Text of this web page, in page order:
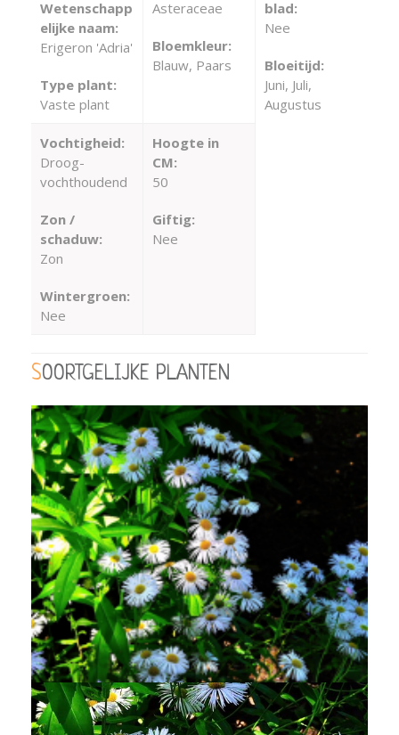
Wetenschapp
elijke naam:
Erigeron 'Adria'
Type plant:
Vaste plant
Asteraceae
Bloemkleur:
Blauw, Paars
blad:
Nee
Bloeitijd:
Juni, Juli,
Augustus
Vochtigheid:
Droog-
vochthoudend
Zon /
schaduw:
Zon
Wintergroen:
Nee
Hoogte in
CM:
50
Giftig:
Nee
SOORTGELIJKE PLANTEN